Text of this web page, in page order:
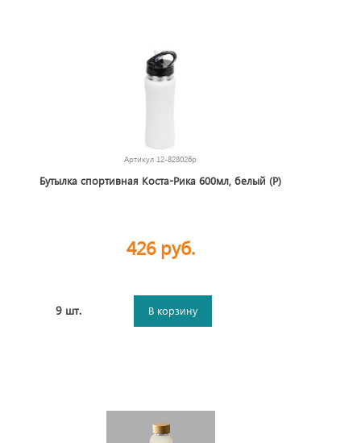
Артикул 12-828026p
Бутылка спортивная Коста-Рика 600мл, белый (P)
426 руб.
9 шт. В корзину